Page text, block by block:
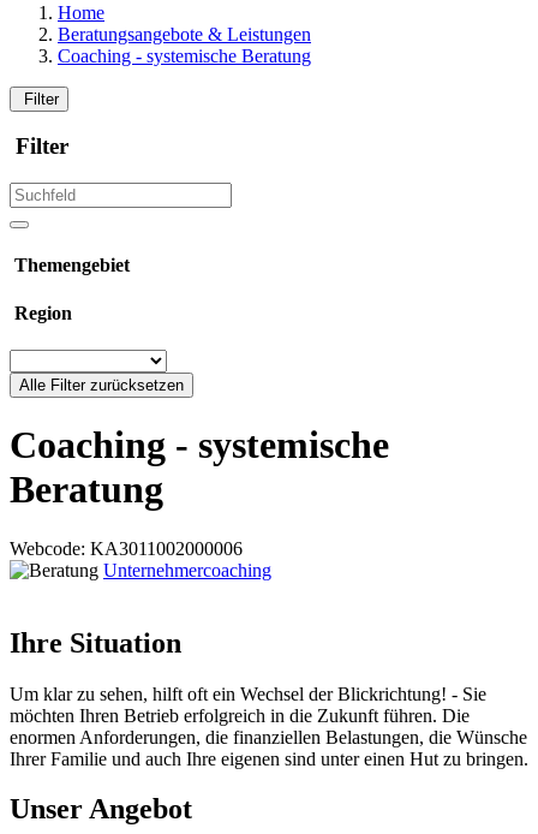
Home
Beratungsangebote & Leistungen
Coaching - systemische Beratung
Filter
Filter
Themengebiet
Region
Alle Filter zurücksetzen
Coaching - systemische
Beratung
Webcode: KA3011002000006
Unternehmercoaching
Ihre Situation
Um klar zu sehen, hilft oft ein Wechsel der Blickrichtung! - Sie
möchten Ihren Betrieb erfolgreich in die Zukunft führen. Die
enormen Anforderungen, die finanziellen Belastungen, die Wünsche
Ihrer Familie und auch Ihre eigenen sind unter einen Hut zu bringen.
Unser Angebot